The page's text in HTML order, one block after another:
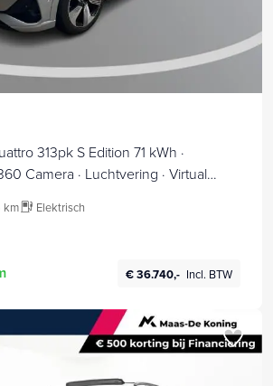
313pk S Edition 71 kWh ·
Camera · Luchtvering · Virtual
km Elektrisch
€ 36.740,- Incl. BTW